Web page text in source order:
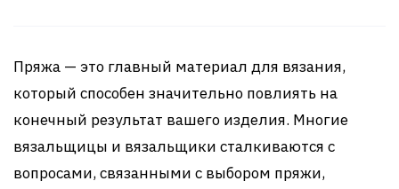
Пряжа — это главный материал для вязания,
который способен значительно повлиять на
конечный результат вашего изделия. Многие
вязальщицы и вязальщики сталкиваются с
вопросами, связанными с выбором пряжи,